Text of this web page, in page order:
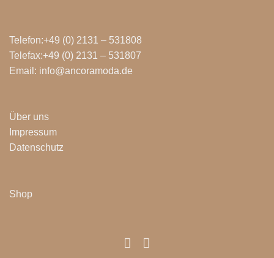
Telefon:+49 (0) 2131 – 531808
Telefax:+49 (0) 2131 – 531807
Email: info@ancoramoda.de
Über uns
Impressum
Datenschutz
Shop